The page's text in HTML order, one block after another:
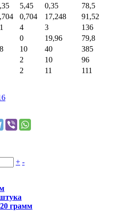
5,45 0,35
78,5
0,704 17,248
91,52
4 3
136
0 19,96
79,8
10 40
385
2 10
96
2 11 111
+ -
20 грамм